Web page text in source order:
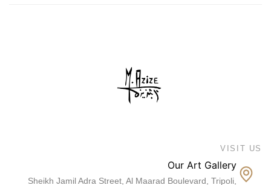
VISIT US
Our Art Gallery
Sheikh Jamil Adra Street, Al Maarad Boulevard, Tripoli,